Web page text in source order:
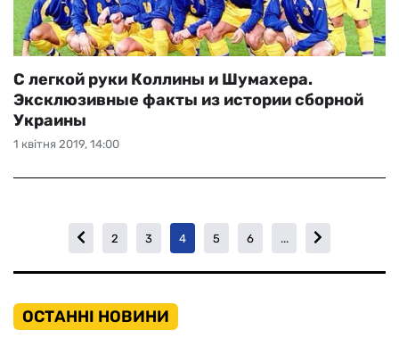
1 квітня 2019, 14:00
С легкой руки Коллины и Шумахера.
Эксклюзивные факты из истории сборной
Украины
2 3 4 5 6 ...
ОСТАННІ НОВИНИ